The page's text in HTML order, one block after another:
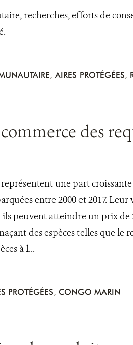
recherches, efforts de
, AIRES PROTÉGÉES,
des
une part
entre 2000 et 2017.
ils peuvent atteindre un prix
des espèces telles que
à l...
PROTÉGÉES, CONGO MARIN